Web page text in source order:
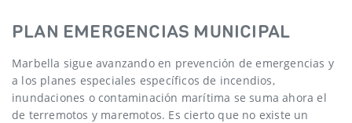
DIRECTO
PLAN EMERGENCIAS MUNICIPAL
Marbella sigue avanzando en prevención de emergencias y
a los planes especiales específicos de incendios,
inundaciones o contaminación marítima se suma ahora el
de terremotos y maremotos. Es cierto que no existe un